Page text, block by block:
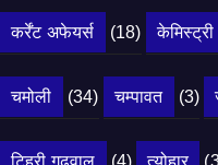
कर्रेंट अफेयर्स (18) केमिस्ट्री
चमोली (34) चम्पावत (3)